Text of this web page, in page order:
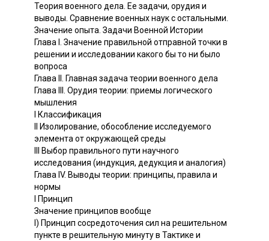
Теория военного дела. Ее задачи, орудия и
выводы. Сравнение военных наук с остальными.
Значение опыта. Задачи Военной Истории
Глава I. Значение правильной отправной точки в
решении и исследовании какого бы то ни было
вопроса
Глава II. Главная задача теории военного дела
Глава III. Орудия теории: приемы логического
мышления
I Классификация
II Изолирование, обособление исследуемого
элемента от окружающей среды
III Выбор правильного пути научного
исследования (индукция, дедукция и аналогия)
Глава IV. Выводы теории: принципы, правила и
нормы
I Принцип
Значение принципов вообще
I) Принцип сосредоточения сил на решительном
пункте в решительную минуту в Тактике и